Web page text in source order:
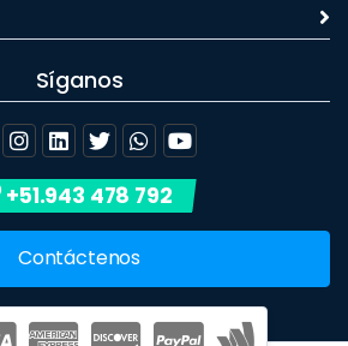
Síganos
+51.943 478 792
Contáctenos